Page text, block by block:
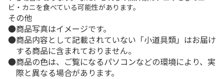
ビ・カニを食べている可能性があります。
その他
商品写真はイメージです。
商品内容として記載されていない「小道具類」はお届け
する商品に含まれておりません。
商品の色は、ご覧になるパソコンなどの環境により、実
際と異なる場合があります。